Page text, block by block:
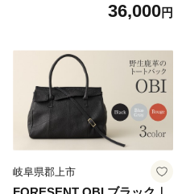
き焼きセット 和牛 国産 スラ
すき焼き肉 牛しゃぶ 鍋 すき
焼き鍋
36,000円
岐阜県郡上市